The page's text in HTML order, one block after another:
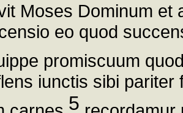
Moses Dominum
eo quod
promiscuum
iunctis sibi
5